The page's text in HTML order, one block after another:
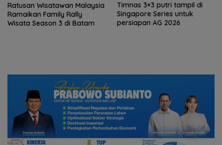
Ratusan Wisatawan Malaysia
Ramaikan Family Rally
Wisata Season 3 di Batam
Timnas 3×3 putri tampil di
Singapore Series untuk
persiapan AG 2026